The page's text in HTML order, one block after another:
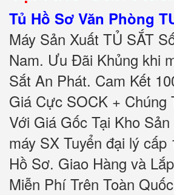
Tủ Hồ Sơ Văn Phòng
Máy Sản Xuất TỦ SẮT
Nam. Ưu Đãi Khủng khi
Sắt An Phát. Cam Kết
Giá Cực SOCK + Chúng
Với Giá Gốc Tại Kho
máy SX Tuyển đại lý cấp
Hồ Sơ. Giao Hàng và
Miễn Phí Trên Toàn Quốc